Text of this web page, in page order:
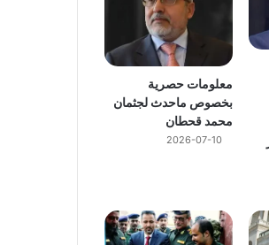
معلومات حصرية
بخصوص ماحدث لجثمان
محمد قحطان
2026-07-10